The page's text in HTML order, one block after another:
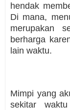
hendak
Di mana,
merupakan
berharga
lain waktu.
Mimpi yang
sekitar